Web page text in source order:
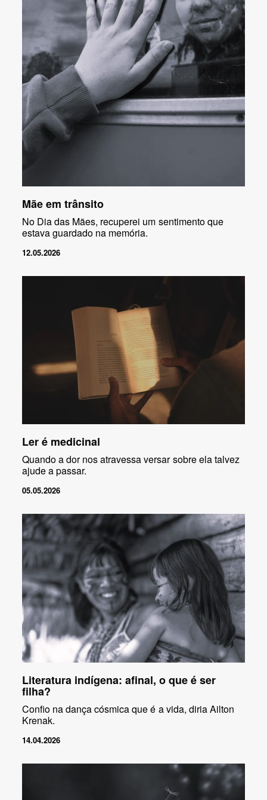
Mãe em trânsito
No Dia das Mães, recuperei um sentimento que
estava guardado na memória.
12.05.2026
Ler é medicinal
Quando a dor nos atravessa versar sobre ela talvez
ajude a passar.
05.05.2026
Literatura indígena: afinal, o que é ser
filha?
Confio na dança cósmica que é a vida, diria Ailton
Krenak.
14.04.2026